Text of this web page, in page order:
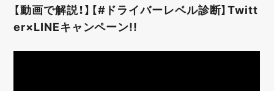
【動画で解説！】【#ドライバーレベル診断】Twitt
er×LINEキャンペーン!!